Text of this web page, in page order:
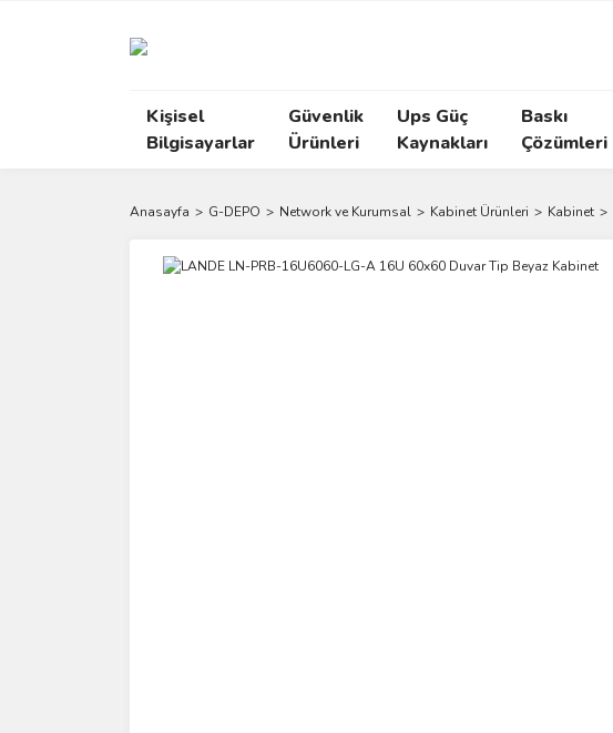
Kişisel
Bilgisayarlar
Güvenlik
Ürünleri
Ups Güç
Kaynakları
Baskı
Çözümleri
Anasayfa G-DEPO Network ve Kurumsal Kabinet Ürünleri Kabinet